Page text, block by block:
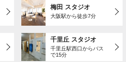
梅田 スタジオ
大阪駅から徒歩7分
千里丘 スタジオ
千里丘駅西口からバス
で15分